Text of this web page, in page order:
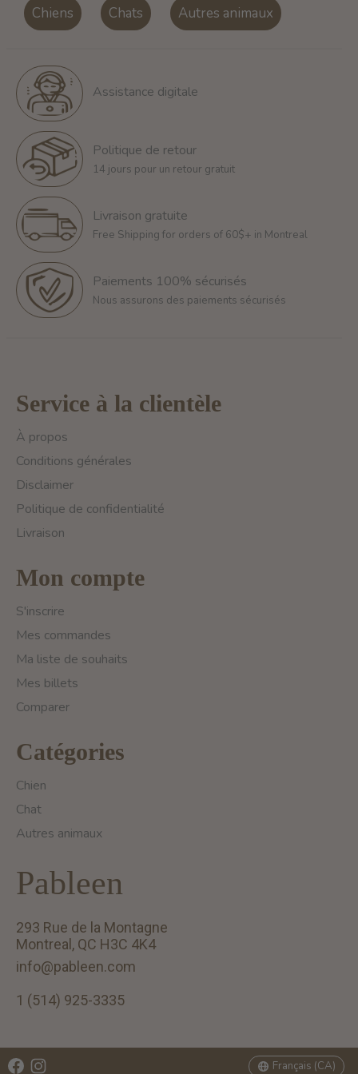
Chiens Chats Autres animaux
Assistance digitale
Politique de retour
14 jours pour un retour gratuit
Livraison gratuite
Free Shipping for orders of 60$+ in Montreal
Paiements 100% sécurisés
Nous assurons des paiements sécurisés
Service à la clientèle
À propos
Conditions générales
Disclaimer
Politique de confidentialité
Livraison
Mon compte
S'inscrire
Mes commandes
Ma liste de souhaits
Mes billets
Comparer
Catégories
Chien
Chat
Autres animaux
Pableen
293 Rue de la Montagne
Montreal, QC H3C 4K4
info@pableen.com
1 (514) 925-3335
Français (CA)